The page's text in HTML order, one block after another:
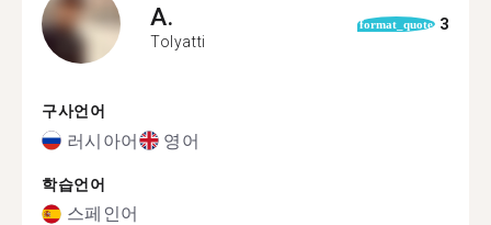
A.
Tolyatti
format_quote 3
구사언어
러시아어 영어
학습언어
스페인어